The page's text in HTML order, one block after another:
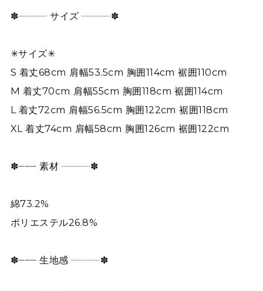
✽┈┈┈ サイズ ┈┈┈✽
✳︎サイズ✳︎
S 着丈68cm 肩幅53.5cm 胸囲114cm 裾囲110cm
M 着丈70cm 肩幅55cm 胸囲118cm 裾囲114cm
L 着丈72cm 肩幅56.5cm 胸囲122cm 裾囲118cm
XL 着丈74cm 肩幅58cm 胸囲126cm 裾囲122cm
✽┈┈┈ 素材 ┈┈┈✽
綿73.2%
ポリエステル26.8%
✽┈┈┈ 生地感 ┈┈┈✽